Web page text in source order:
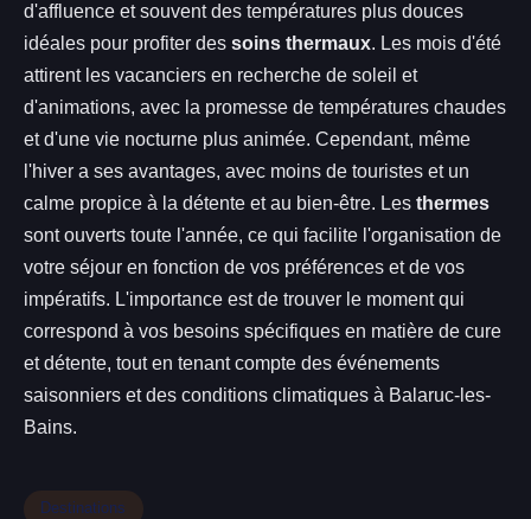
d'affluence et souvent des températures plus douces
idéales pour profiter des soins thermaux. Les mois d'été
attirent les vacanciers en recherche de soleil et
d'animations, avec la promesse de températures chaudes
et d'une vie nocturne plus animée. Cependant, même
l'hiver a ses avantages, avec moins de touristes et un
calme propice à la détente et au bien-être. Les thermes
sont ouverts toute l'année, ce qui facilite l'organisation de
votre séjour en fonction de vos préférences et de vos
impératifs. L'importance est de trouver le moment qui
correspond à vos besoins spécifiques en matière de cure
et détente, tout en tenant compte des événements
saisonniers et des conditions climatiques à Balaruc-les-
Bains.
Destinations